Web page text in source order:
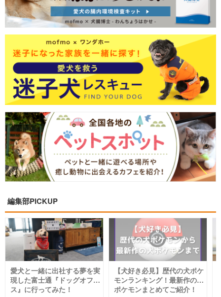
編集部PICKUP
愛犬と一緒に出社する夢を実
現した富士通『ドッグオフィ
ス』に行ってみた！
【犬好き必見】歴代の犬ポケ
モンランキング！最新作の犬
ポケモンまとめてご紹介！